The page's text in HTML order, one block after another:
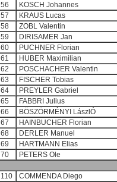
56
KOSCH Johannes
57
KRAUS Lucas
58
ZOBL Valentin
59
DIRISAMER Jan
60
PUCHNER Florian
61
HUBER Maximilian
62
POSCHACHER Valentin
63
FISCHER Tobias
64
PREYLER Gabriel
65
FABBRI Julius
66
BÖSZÖRMÉNYI LászlÓ
67
HAINBUCHER Florian
68
DERLER Manuel
69
HARTMANN Elias
70
PETERS Ole
110 COMMENDA Diego